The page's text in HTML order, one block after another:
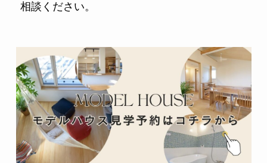
相談ください。